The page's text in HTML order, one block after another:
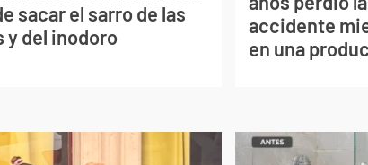
sacar el sarro de las
y del inodoro
accidente
en una